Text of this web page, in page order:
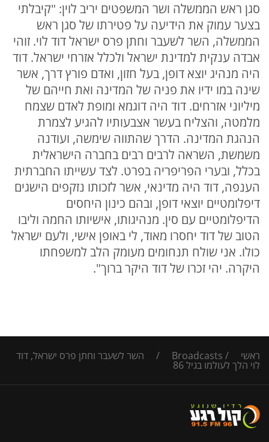
סגן ראש הממשלה ושר המשפטים יריב לוין: "קיבלתי
בצער עמוק את הידיעה על פטירתו של סגן ראש
הממשלה, השר לשעבר וחתן פרס ישראל דוד לוי. זוהי
אבדה ענקית למדינת ישראל ולכלל אזרחי ישראל. דוד
היה מנהיג יוצא דופן, בעל חזון, ואדם פורץ דרך, אשר
שינה במו ידיו את פניה של המדינה ואת חייהם של
מיליוני אזרחים. דוד היה דוגמא ומופת לאדם שצמח
מלמטה, והצליח בעשר אצבעותיו להגיע לצמרת
הנהגת המדינה. הדרך שהתווה שימשה, ועודנה
משמשת, השראה לרבים רבים בחברה הישראלית
בכלל, ובערי הפריפריה בפרט. לצד עשייתו החברתית
הענפה, דוד היה מדינאי, אשר לזכותו נזקפים הישגים
דיפלומטיים יוצאי דופן, ובהם כינון היחסים
הדיפלומטיים עם סין. מנהיגותו, אישיותו החמה וליבו
הטוב של דוד יחסרו מאוד, לי באופן אישי, ולעם ישראל
כולו. אני שולח תנחומים מעומק הלב למשפחתו
היקרה. יהי זכרו של דוד היקר ברוך".
ראשי /
Broadcasts
/ השר לשעבר וחתן פרס ישראל, דוד
לוי הלך לעולמו בגיל 86